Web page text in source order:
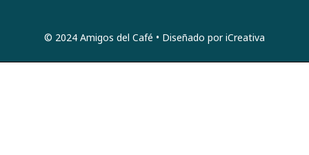
© 2024 Amigos del Café • Diseñado por iCreativa